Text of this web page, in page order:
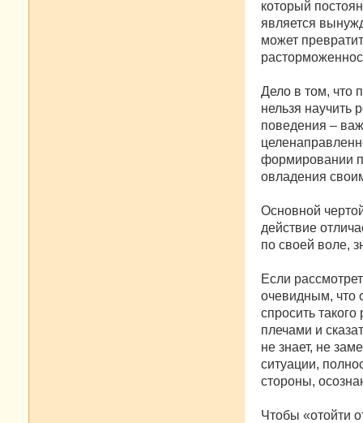
который
является
может
Дело в том, что
нельзя научить
поведения –
формировании
овладения
Основной
действие
по своей воле,
Если
очевидным, что
спросить
плечами и
не знает, не
ситуации,
стороны,
Чтобы «отойти